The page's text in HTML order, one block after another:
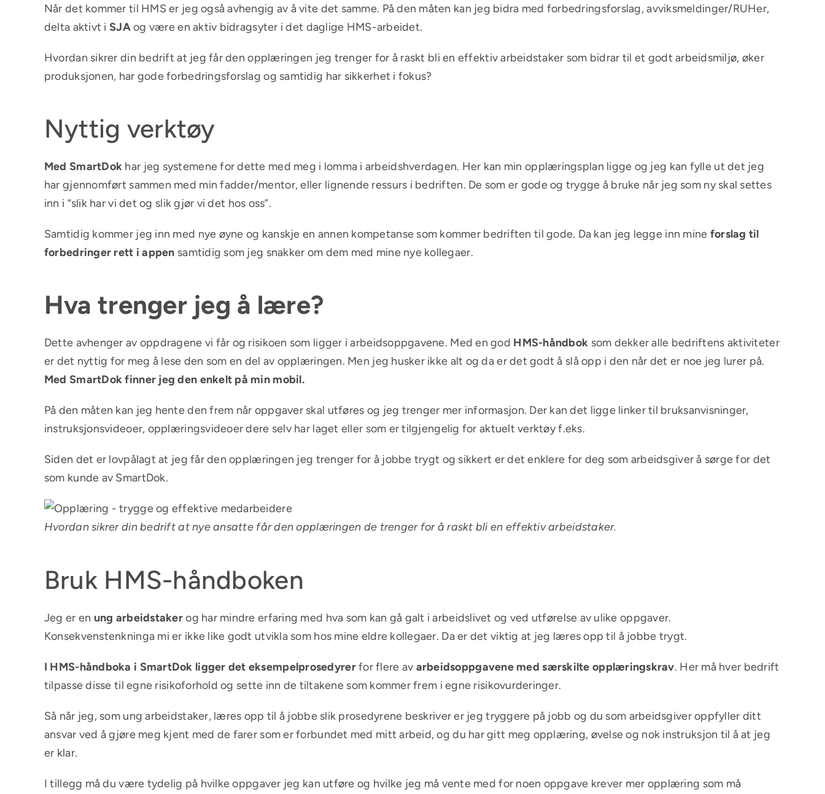
Når det kommer til HMS er jeg også avhengig av å vite det samme. På den måten kan jeg bidra med forbedringsforslag, avviksmeldinger/RUHer,
delta aktivt i SJAog være en aktiv bidragsyter i det daglige HMS-arbeidet.
Hvordan sikrer din bedrift at jeg får den opplæringen jeg trenger for å raskt bli en effektiv arbeidstaker som bidrar til et godt arbeidsmiljø, øker
produksjonen, har gode forbedringsforslag og samtidig har sikkerhet i fokus?
Nyttig verktøy
Med SmartDok har jeg systemene for dette med meg i lomma i arbeidshverdagen. Her kan min opplæringsplan ligge og jeg kan fylle ut det jeg
har gjennomført sammen med min fadder/mentor, eller lignende ressurs i bedriften. De som er gode og trygge å bruke når jeg som ny skal settes
inn i “slik har vi det og slik gjør vi det hos oss”.
Samtidig kommer jeg inn med nye øyne og kanskje en annen kompetanse som kommer bedriften til gode. Da kan jeg legge inn mine forslag til
forbedringer rett i appen samtidig som jeg snakker om dem med mine nye kollegaer.
Hva trenger jeg å lære?
Dette avhenger av oppdragene vi får og risikoen som ligger i arbeidsoppgavene. Med en god HMS-håndbok som dekker alle bedriftens aktiviteter
er det nyttig for meg å lese den som en del av opplæringen. Men jeg husker ikke alt og da er det godt å slå opp i den når det er noe jeg lurer på.
Med SmartDok finner jeg den enkelt på min mobil.
På den måten kan jeg hente den frem når oppgaver skal utføres og jeg trenger mer informasjon. Der kan det ligge linker til bruksanvisninger,
instruksjonsvideoer, opplæringsvideoer dere selv har laget eller som er tilgjengelig for aktuelt verktøy f.eks.
Siden det er lovpålagt at jeg får den opplæringen jeg trenger for å jobbe trygt og sikkert er det enklere for deg som arbeidsgiver å sørge for det
som kunde av SmartDok.
Hvordan sikrer din bedrift at nye ansatte får den opplæringen de trenger for å raskt bli en effektiv arbeidstaker.
Bruk HMS-håndboken
Jeg er en ung arbeidstakerog har mindre erfaring med hva som kan gå galt i arbeidslivet og ved utførelse av ulike oppgaver.
Konsekvenstenkninga mi er ikke like godt utvikla som hos mine eldre kollegaer. Da er det viktig at jeg læres opp til å jobbe trygt.
I HMS-håndboka i SmartDok ligger det eksempelprosedyrerfor flere av arbeidsoppgavene med særskilte opplæringskrav. Her må hver bedrift
tilpasse disse til egne risikoforhold og sette inn de tiltakene som kommer frem i egne risikovurderinger.
Så når jeg, som ung arbeidstaker, læres opp til å jobbe slik prosedyrene beskriver er jeg tryggere på jobb og du som arbeidsgiver oppfyller ditt
ansvar ved å gjøre meg kjent med de farer som er forbundet med mitt arbeid, og du har gitt meg opplæring, øvelse og nok instruksjon til å at jeg
er klar.
I tillegg må du være tydelig på hvilke oppgaver jeg kan utføre og hvilke jeg må vente med for noen oppgave krever mer opplæring som må